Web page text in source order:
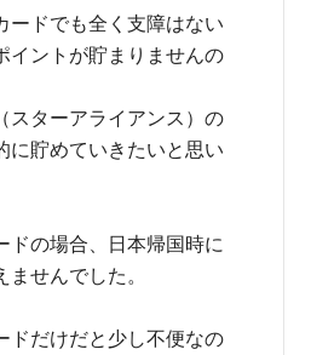
ードでも全く支障はない
イントが貯まりませんの
スターアライアンス）の
に貯めていきたいと思い
ドの場合、日本帰国時に
せんでした。
ドだけだと少し不便なの